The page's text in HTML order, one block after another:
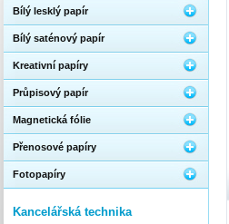
Bílý lesklý papír
Bílý saténový papír
Kreativní papíry
Průpisový papír
Magnetická fólie
Přenosové papíry
Fotopapíry
Kancelářská technika